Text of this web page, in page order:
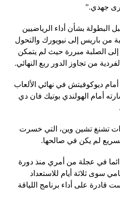
جهدي.”
البطولة بشأن أداء الرياضيين
من باريس إلى نيويورك والتحول
إلى الصلبة مبررة حيث لم يتمكن
من تجاوز الدور ربع النهائي.
ديوكوفيتش في نهائي الألعاب
أمام الهولندي بوتيك فان دي
تشنغ تشين وين، التي خسرت
لم يكن في صالحها.
في عجلة من أمري منذ دورة
سوى ثلاثة أيام للاستعداد
قادرة على أداء برنامج اللياقة